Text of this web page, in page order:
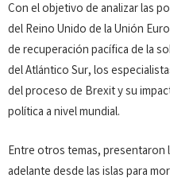
Con el objetivo de analizar las
del Reino Unido de la Unión
de recuperación pacífica de la
del Atlántico Sur, los
del proceso de Brexit y su
política a nivel mundial.
Entre otros temas, presentaron
adelante desde las islas para